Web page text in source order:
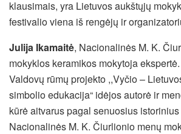
klausimais, yra Lietuvos aukštųjų
festivalio viena iš rengėjų ir
Julija Ikamaitė, Nacionalinės M. K.
mokyklos keramikos mokytoja
Valdovų rūmų projekto ,,Vyčio –
simbolio edukacija“ idėjos autorė ir
kūrė aitvarus pagal senuosius
Nacionalinės M. K. Čiurlionio menų